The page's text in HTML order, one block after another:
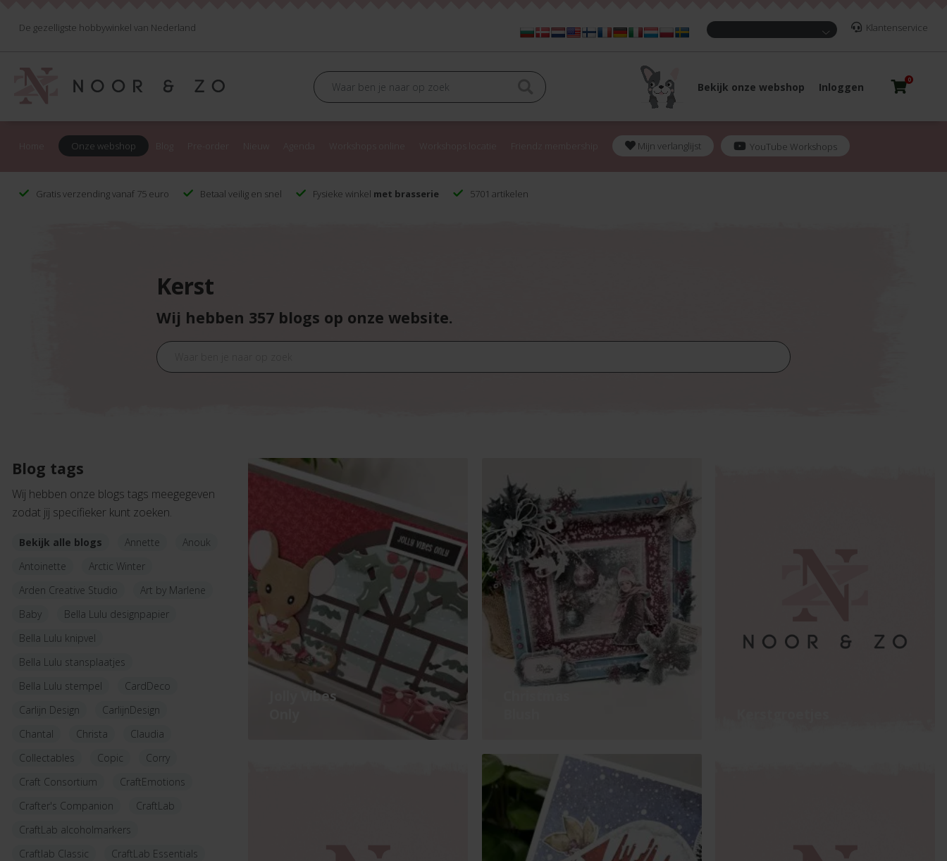
De gezelligste hobbywinkel van Nederland Klantenservice
Bekijk onze webshop Inloggen
0
Onze webshop Mijn verlanglijst YouTube Workshops
Gratis verzending vanaf 75 euro Betaal veilig en snel Fysieke winkel met brasserie 5701 artikelen
Kerst
Wij hebben 357 blogs op onze website.
Blog tags
Wij hebben onze blogs tags meegegeven
zodat jij specifieker kunt zoeken.
Bekijk alle blogs Annette
Anouk
Antoinette
Arctic Winter
Arden Creative Studio
Art by Marlene
Baby
Bella Lulu designpapier
Bella Lulu knipvel
Bella Lulu stansplaatjes
Bella Lulu stempel
CardDeco
Carlijn Design
CarlijnDesign
Chantal
Christa
Claudia
Collectables
Copic
Corry
Craft Consortium
CraftEmotions
Crafter's Companion
CraftLab
CraftLab alcoholmarkers
Craftlab Classic
CraftLab Essentials
Jolly Vibes